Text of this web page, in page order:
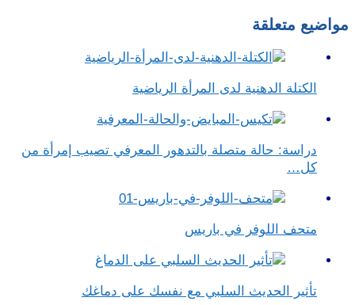
مواضيع متعلقة
الكتلة الدهنية لدى المرأة الرياضية
دراسة: حالة متصلة بالتدهور المعرفي تصيب إمرأة من
كل…
متحف اللوفر في باريس
تأثير الحديث السلبي مع نفسك على دماغك